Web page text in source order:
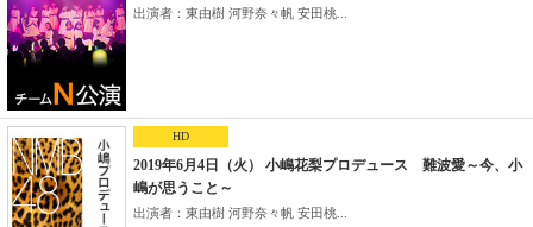
出演者：東由樹 河野奈々帆 安田桃...
HD
2019年6月4日（火） 小嶋花梨プロデュース 難波愛～今、小
嶋が思うこと～
出演者：東由樹 河野奈々帆 安田桃...